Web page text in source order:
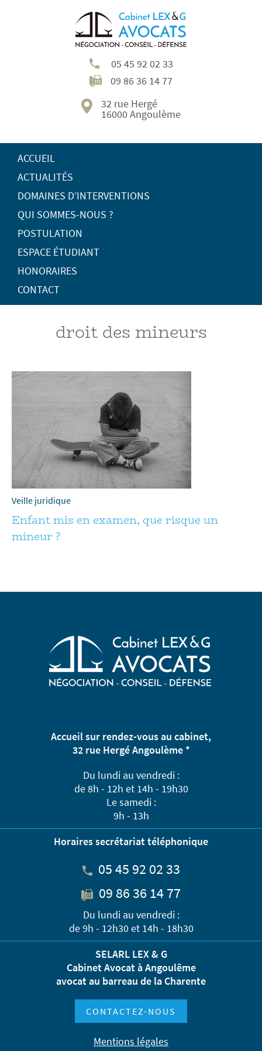
05 45 92 02 33
09 86 36 14 77
32 rue Hergé
16000 Angoulème
ACCUEIL
ACTUALITÉS
DOMAINES D’INTERVENTIONS
QUI SOMMES-NOUS ?
POSTULATION
ESPACE ÉTUDIANT
HONORAIRES
CONTACT
droit des mineurs
Veille juridique
Enfant mis en examen, que risque un
mineur ?
Accueil sur rendez-vous au cabinet,
32 rue Hergé Angoulème *
Du lundi au vendredi :
de 8h - 12h et 14h - 19h30
Le samedi :
9h - 13h
Horaires secrétariat téléphonique
05 45 92 02 33
09 86 36 14 77
Du lundi au vendredi :
de 9h - 12h30 et 14h - 18h30
SELARL LEX & G
Cabinet Avocat à Angoulême
avocat au barreau de la Charente
CONTACTEZ-NOUS
Mentions légales